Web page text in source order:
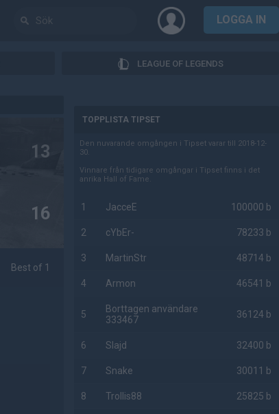
LOGGA IN
LEAGUE OF LEGENDS
13
16
Best of 1
TOPPLISTA TIPSET
Den nuvarande omgången i Tipset varar till 2018-12-
30.
Vinnare från tidigare omgångar i Tipset finns i det
anrika Hall of Fame.
1 JacceE 100000 b
2 cYbEr- 78233 b
3 MartinStr 48714 b
4 Armon 46541 b
5
Borttagen användare
333467
36124 b
6 Slajd 32400 b
7 Snake 30011 b
8 Trollis88 25825 b